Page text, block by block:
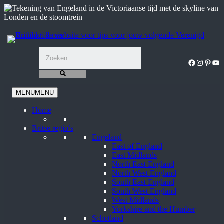
Ga
naar
inhoud
Facebook
MENUMENU
Home
Britse regio’s
Engeland
East of England
East Midlands
North East England
North West England
South East England
South West England
West Midlands
Yorkshire and the Humber
Schotland